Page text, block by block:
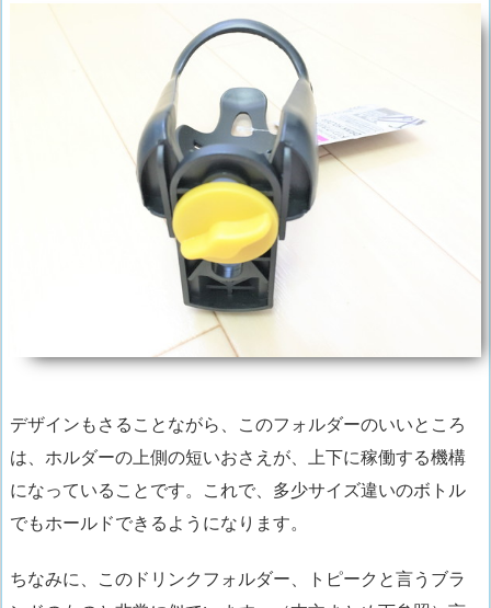
デザインもさることながら、このフォルダーのいいところ
は、ホルダーの上側の短いおさえが、上下に稼働する機構
になっていることです。これで、多少サイズ違いのボトル
でもホールドできるようになります。
ちなみに、このドリンクフォルダー、
トピークと言うブラ